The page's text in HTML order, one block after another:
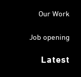
Our Work
Job opening
Latest